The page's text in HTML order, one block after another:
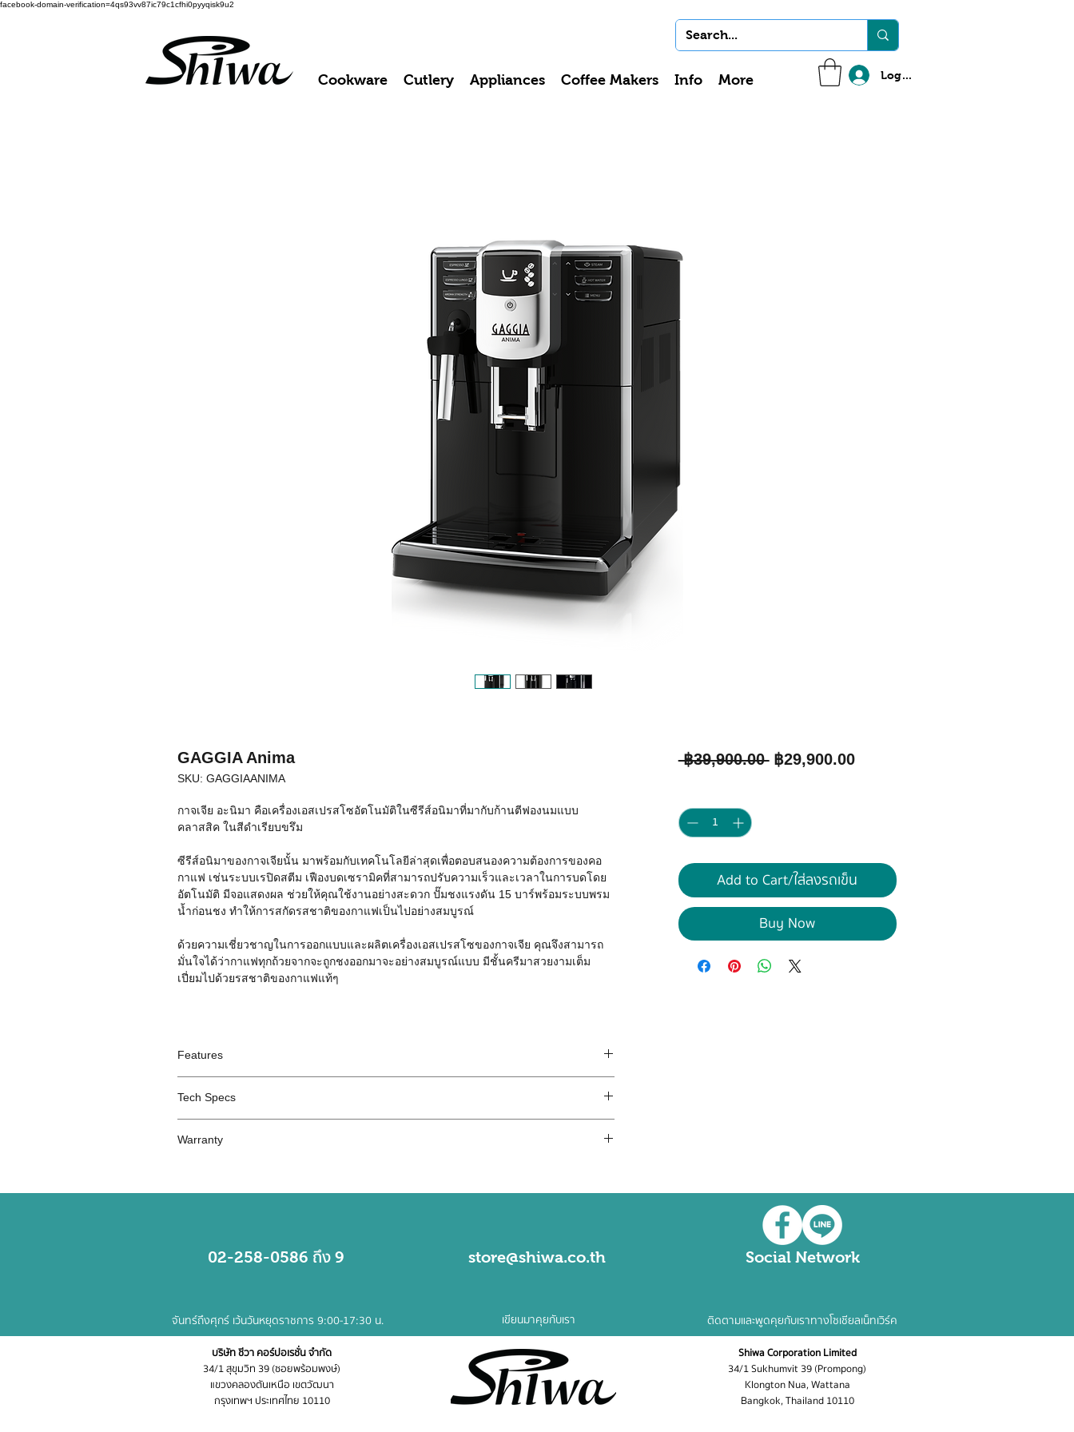
facebook-domain-verification=4qs93vv87ic79c1cfhi0pyyqisk9u2
Cookware Cutlery Appliances Coffee Makers Info More Log In
GAGGIA Anima
SKU: GAGGIAANIMA
กาจเจีย อะนิมา คือเครื่องเอสเปรสโซอัตโนมัติในซีรีส์อนิมาที่มากับก้านตีฟองนมแบบ
คลาสสิค ในสีดำเรียบขรึม
ซีรีส์อนิมาของกาจเจียนั้น มาพร้อมกับเทคโนโลยีล่าสุดเพื่อตอบสนองความต้องการของคอ
กาแฟ เช่นระบบเรปิดสตีม เฟืองบดเซรามิคที่สามารถปรับความเร็วและเวลาในการบดโดย
อัตโนมัติ มีจอแสดงผล ช่วยให้คุณใช้งานอย่างสะดวก ปั๊มชงแรงดัน 15 บาร์พร้อมระบบพรม
น้ำก่อนชง ทำให้การสกัดรสชาติของกาแฟเป็นไปอย่างสมบูรณ์
ด้วยความเชี่ยวชาญในการออกแบบและผลิตเครื่องเอสเปรสโซของกาจเจีย คุณจึงสามารถ
มั่นใจได้ว่ากาแฟทุกถ้วยจากจะถูกชงออกมาจะอย่างสมบูรณ์แบบ มีชั้นครีมาสวยงามเต็ม
เปี่ยมไปด้วยรสชาติของกาแฟแท้ๆ
Features
เฟืองบดเซรามิค |
Tech Specs
ความจุเมล็ดกาแฟ 250 กรัม
Warranty
฿39,900.00 Regular
฿29,900.00Sale
Add to Cart/ใส่ลงรถเข็น
Buy Now
02-258-0586 ถึง9
จันทร์ถึงศุกร์ เว้นวันหยุดราชการ 9:00-17:30 น.
store@shiwa.co.th
เขียนมาคุยกับเรา
Social Network
ติดตามและพูดคุยกับเราทางโซเชียลเน็ทเวิร์ค
บริษัท ชีวา คอร์ปอเรชั่น จำกัด
34/1 สุขุมวิท 39 (ซอยพร้อมพงษ์)
แขวงคลองตันเหนือ เขตวัฒนา
กรุงเทพฯ ประเทศไทย ​10110
​Shiwa Corporation Limited
34/1 Sukhumvit 39 (Prompong)
Klongton Nua, Wattana
Bangkok, Thailand 10110